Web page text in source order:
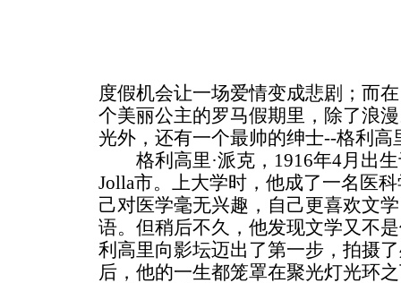
度假机会让一场爱情变成悲剧；而
个美丽公主的罗马假期里，除了浪
光外，还有一个最帅的绅士--格利高
格利高里·派克，1916年4月出生
Jolla市。上大学时，他成了一名医
己对医学毫无兴趣，自己更喜欢文
语。但稍后不久，他发现文学又不
利高里向影坛迈出了第一步，拍摄
后，他的一生都笼罩在聚光灯光环